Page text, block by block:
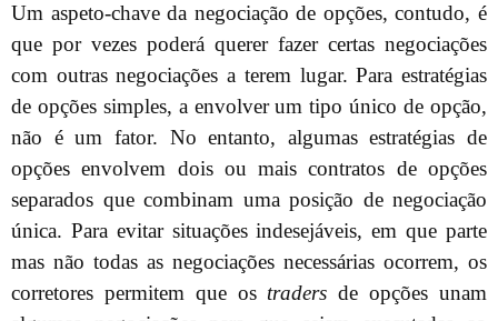
Um aspeto-chave da negociação de opções, contudo, é
que por vezes poderá querer fazer certas negociações
com outras negociações a terem lugar. Para estratégias
de opções simples, a envolver um tipo único de opção,
não é um fator. No entanto, algumas estratégias de
opções envolvem dois ou mais contratos de opções
separados que combinam uma posição de negociação
única. Para evitar situações indesejáveis, em que parte
mas não todas as negociações necessárias ocorrem, os
corretores permitem que os traders de opções unam